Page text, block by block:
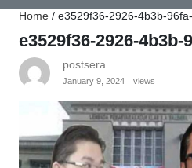
Home / e3529f36-2926-4b3b-
e3529f36-2926-4b3b-
postsera
January 9, 2024 views